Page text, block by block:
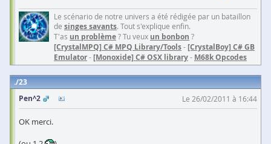
Le scénario de notre univers a été rédigée par un bataillon
de singes savants. Tout s'explique enfin.
T'as un problème? Tu veux un bonbon ?
[CrystalMPQ] C# MPQ Library/Tools- [CrystalBoy] C# GB
Emulator- [Monoxide] C# OSX library- M68k Opcodes
23
Pen^2
Le 26/02/2011 à 16:44
OK merci.